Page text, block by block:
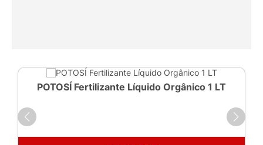
POTOSÍ Fertilizante Líquido Orgânico 1 LT